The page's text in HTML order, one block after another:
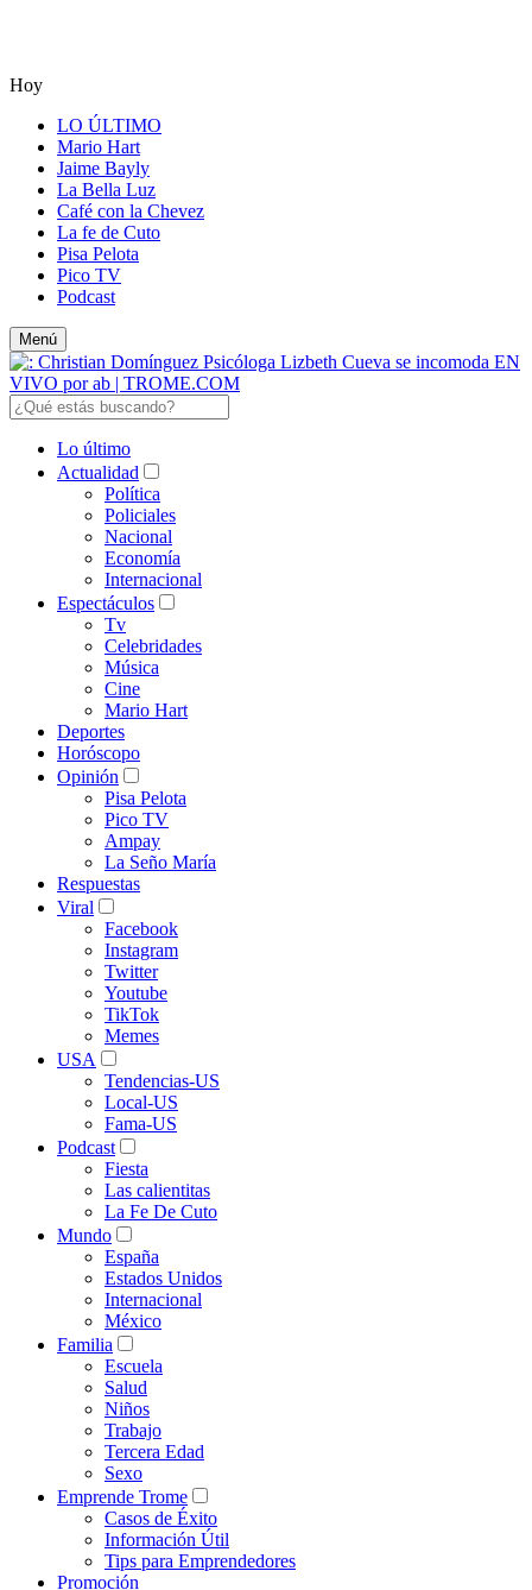
Hoy
LO ÚLTIMO
Mario Hart
Jaime Bayly
La Bella Luz
Café con la Chevez
La fe de Cuto
Pisa Pelota
Pico TV
Podcast
Menú
Lo último
Actualidad
Política
Policiales
Nacional
Economía
Internacional
Espectáculos
Tv
Celebridades
Música
Cine
Mario Hart
Deportes
Horóscopo
Opinión
Pisa Pelota
Pico TV
Ampay
La Seño María
Respuestas
Viral
Facebook
Instagram
Twitter
Youtube
TikTok
Memes
USA
Tendencias-US
Local-US
Fama-US
Podcast
Fiesta
Las calientitas
La Fe De Cuto
Mundo
España
Estados Unidos
Internacional
México
Familia
Escuela
Salud
Niños
Trabajo
Tercera Edad
Sexo
Emprende Trome
Casos de Éxito
Información Útil
Tips para Emprendedores
Promoción